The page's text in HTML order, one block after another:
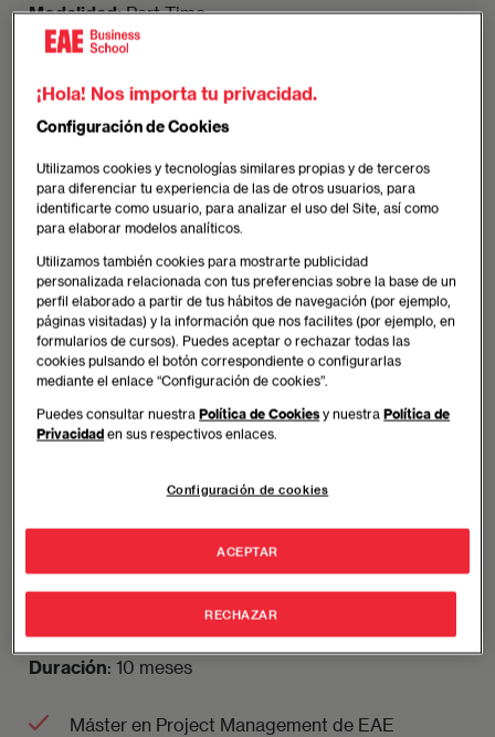
Modalidad:Part Time
Horario: Martes y jueves
Título propio de Máster en Project Management
Título propio de Máster de Formación continua
en Project Management por la Universitat de
Lleida (UdL)
Modalidad:Hybrid Learning
Horario: Lunes y miércoles
Duración: 14 meses
Madrid
Máster en Project Management de EAE
Full Time (español e Inglés)
Horario: de lunes a viernes (mañanas)
Duración: 10 meses
Máster en Project Management de EAE
¡Hola! Nos importa tu privacidad.
Configuración de Cookies
Utilizamos cookies y tecnologías similares propias y de terceros
para diferenciar tu experiencia de las de otros usuarios, para
identificarte como usuario, para analizar el uso del Site, así como
para elaborar modelos analíticos.
Utilizamos también cookies para mostrarte publicidad
personalizada relacionada con tus preferencias sobre la base de un
perfil elaborado a partir de tus hábitos de navegación (por ejemplo,
páginas visitadas) y la información que nos facilites (por ejemplo, en
formularios de cursos). Puedes aceptar o rechazar todas las
cookies pulsando el botón correspondiente o configurarlas
mediante el enlace “Configuración de cookies”.
Puedes consultar nuestraPolítica de Cookies y nuestraPolítica de
Privacidad en sus respectivos enlaces.
Configuración de cookies
RECHAZAR
ACEPTAR